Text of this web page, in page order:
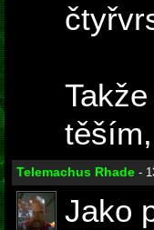
Telemachus Rhade -
Jako